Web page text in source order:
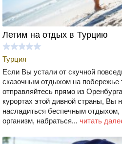
Летим на отдых в Турцию
Турция
Если Вы устали от скучной
сказочным отдыхом на побережье
отправляйтесь прямо из
курортах этой дивной страны, Вы
насладиться беспечным отдыхом,
организм, набраться... читать